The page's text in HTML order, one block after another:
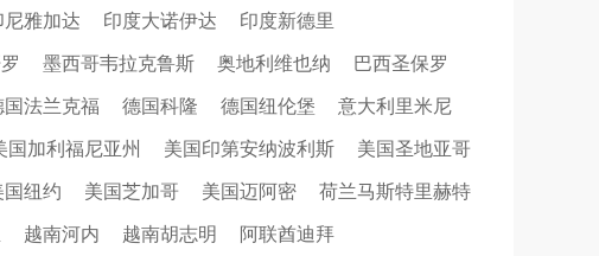
尼雅加达 印度大诺伊达 印度新德里
墨西哥韦拉克鲁斯 奥地利维也纳 巴西圣保罗
国法兰克福 德国科隆 德国纽伦堡 意大利里米尼
国加利福尼亚州 美国印第安纳波利斯 美国圣地亚哥
国纽约 美国芝加哥 美国迈阿密 荷兰马斯特里赫特
越南河内 越南胡志明 阿联酋迪拜